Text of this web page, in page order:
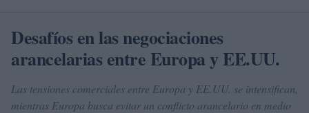
Buscar
Desafíos en las negociaciones
arancelarias entre Europa y EE.UU.
Las tensiones comerciales entre Europa y EE.UU. se intensifican,
mientras Europa busca evitar un conflicto arancelario en medio